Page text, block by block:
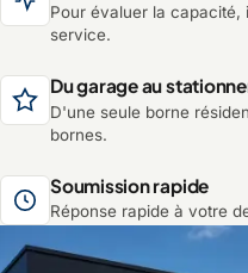
Pour évaluer la capacité,
service.
Du garage au
D'une seule borne
bornes.
Soumission rapide
Réponse rapide à votre